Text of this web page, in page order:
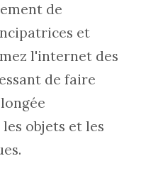
de
et
l'internet des
de faire
objets et les